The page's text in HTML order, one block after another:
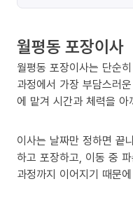
월평동 포장이사
월평동 포장이사는 단순
과정에서 가장 부담스러운
에 맡겨 시간과 체력을 아
이사는 날짜만 정하면 끝
하고 포장하고, 이동 중
과정까지 이어지기 때문